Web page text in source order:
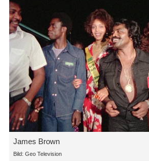
James Brown
Bild: Geo Television